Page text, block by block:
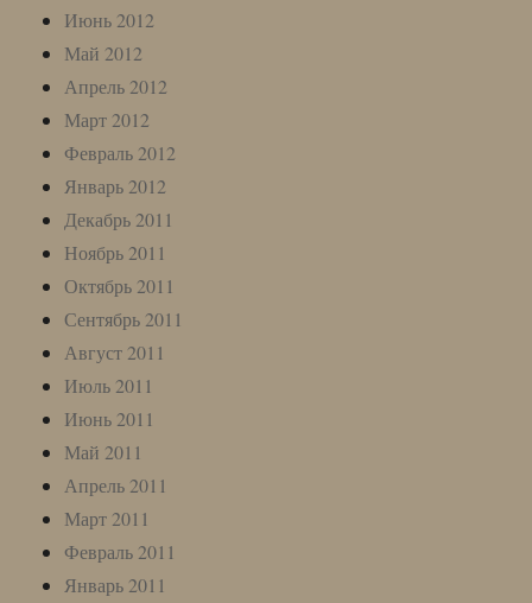
Июнь 2012
Май 2012
Апрель 2012
Март 2012
Февраль 2012
Январь 2012
Декабрь 2011
Ноябрь 2011
Октябрь 2011
Сентябрь 2011
Август 2011
Июль 2011
Июнь 2011
Май 2011
Апрель 2011
Март 2011
Февраль 2011
Январь 2011